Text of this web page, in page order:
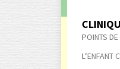
POINTS DE
L’ENFANT